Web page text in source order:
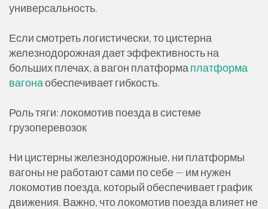
универсальность.
Если смотреть логистически, то цистерна
железнодорожная дает эффективность на
больших плечах, а вагон платформа платформа
вагонаобеспечивает гибкость.
Роль тяги: локомотив поезда в системе
грузоперевозок
Ни цистерны железнодорожные, ни платформы
вагоны не работают сами по себе — им нужен
локомотив поезда, который обеспечивает график
движения. Важно, что локомотив поезда влияет не